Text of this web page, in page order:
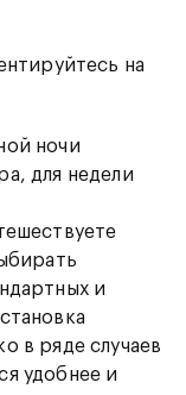
на
ночи
для недели
и
в ряде случаев
удобнее и